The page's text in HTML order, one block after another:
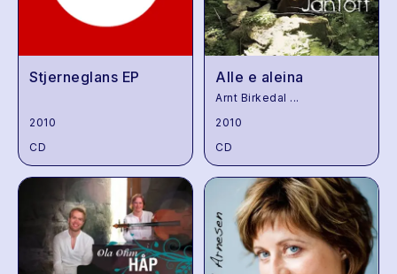
Stjerneglans EP
2010
CD
Alle e aleina
Arnt Birkedal ...
2010
CD